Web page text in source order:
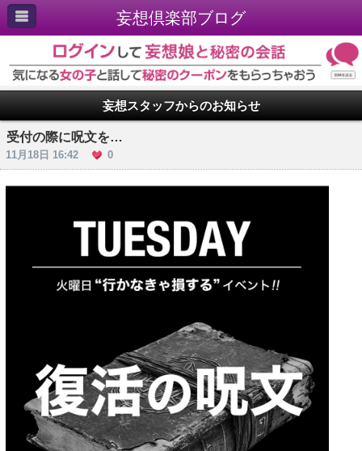
妄想倶楽部ブログ
妄想スタッフからのお知らせ
受付の際に呪文を…
11月18日 16:42 0